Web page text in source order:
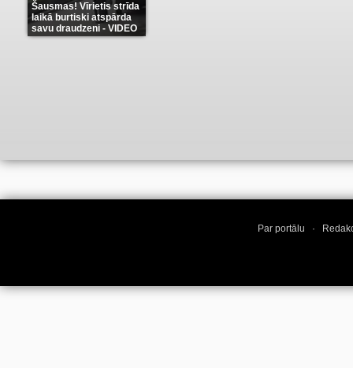
Šausmas! Vīrietis strīda
laikā burtiski atspārda
savu draudzeni - VIDEO
(10)
Par portālu ·